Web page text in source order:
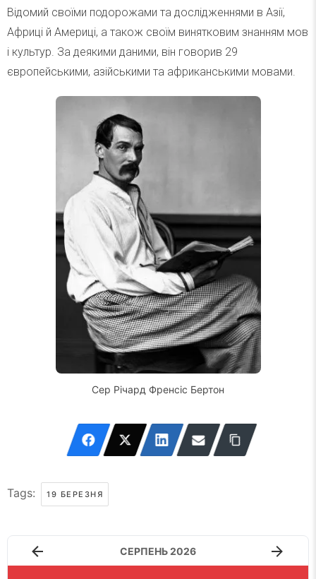
Відомий своїми подорожами та дослідженнями в Азії,
Африці й Америці, а також своїм винятковим знанням мов
і культур. За деякими даними, він говорив 29
європейськими, азійськими та африканськими мовами.
Сер Річард Френсіс Бертон
Tags: 19 БЕРЕЗНЯ
СЕРПЕНЬ 2026